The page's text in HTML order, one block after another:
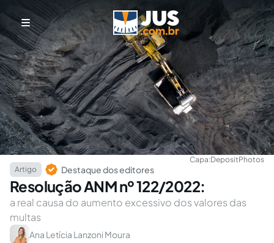
Capa:DepositPhotos
Artigo
Destaque dos editores
Resolução ANM nº 122/2022:
a real causa do aumento excessivo dos valores das
multas
Ana Letícia Lanzoni Moura